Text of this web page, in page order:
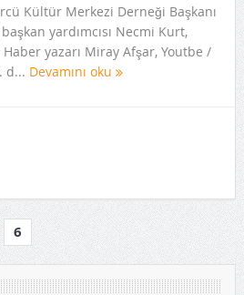
Kültür Merkezi Derneği Başkanı
yardımcısı Necmi Kurt,
yazarı Miray Afşar, Youtbe /
d... Devamını oku
6